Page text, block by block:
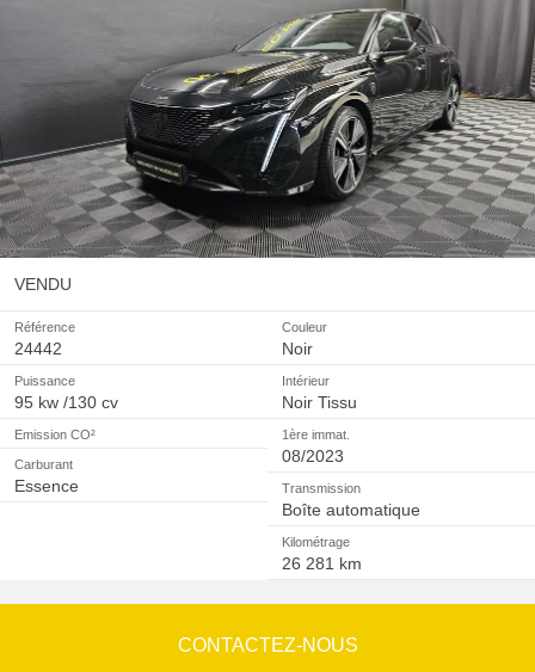
VENDU
Référence
24442
Puissance
95 kw /130 cv
Emission CO²
Carburant
Essence
Couleur
Noir
Intérieur
Noir Tissu
1ère immat.
08/2023
Transmission
Boîte automatique
Kilométrage
26 281 km
CONTACTEZ-NOUS